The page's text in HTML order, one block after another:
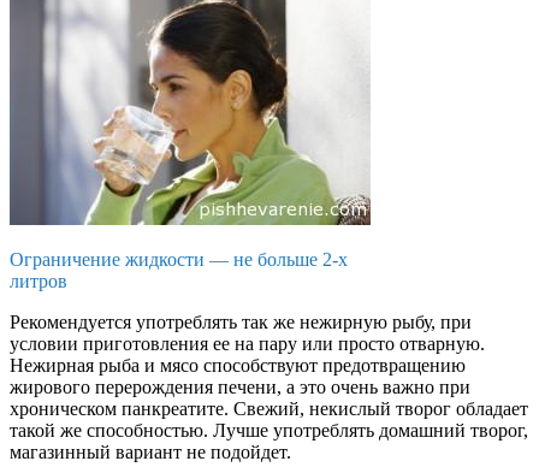
Ограничение жидкости — не больше 2-х
литров
Рекомендуется употреблять так же нежирную рыбу, при
условии приготовления ее на пару или просто отварную.
Нежирная рыба и мясо способствуют предотвращению
жирового перерождения печени, а это очень важно при
хроническом панкреатите. Свежий, некислый творог обладает
такой же способностью. Лучше употреблять домашний творог,
магазинный вариант не подойдет.